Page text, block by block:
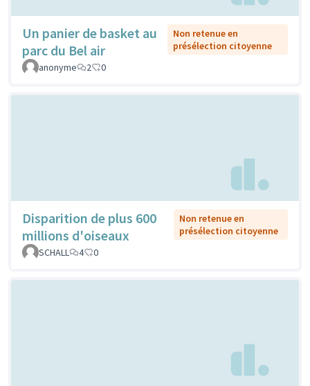
Un panier de basket au
parc du Bel air
Non retenue en
présélection citoyenne
anonyme
2 0
Disparition de plus 600
millions d'oiseaux
Non retenue en
présélection citoyenne
SCHALL
4 0